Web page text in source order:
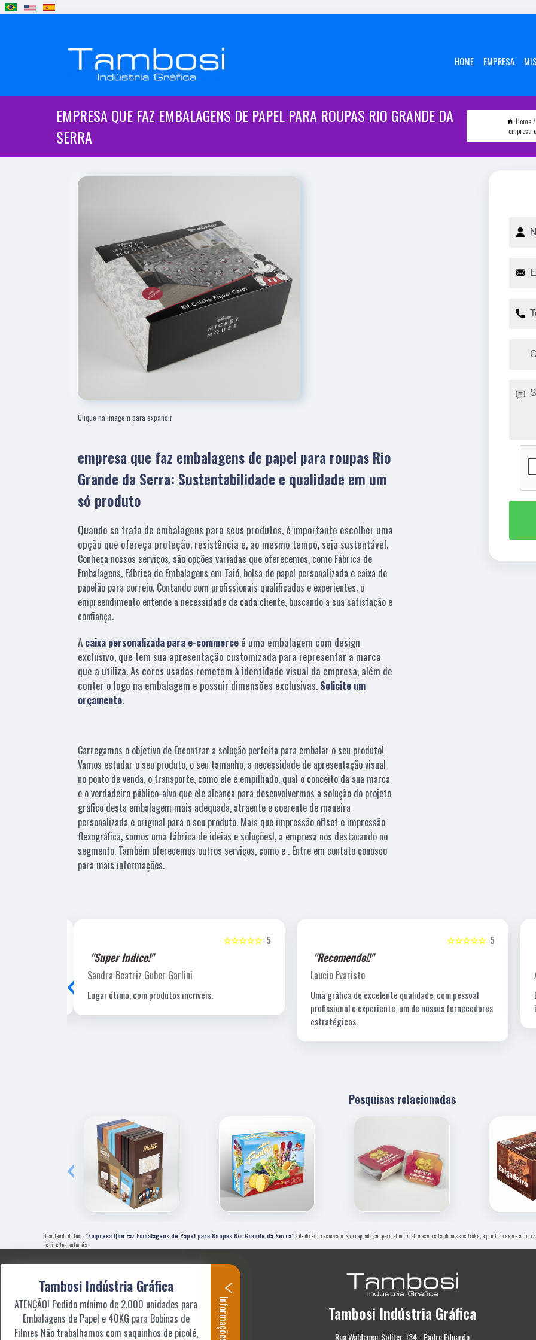
HOME EMPRESA
EMPRESA QUE FAZ EMBALAGENS DE PAPEL PARA ROUPAS RIO GRANDE DA
SERRA
Home
empresa
Clique na imagem para expandir
empresa que faz embalagens de papel para roupas Rio
Grande da Serra: Sustentabilidade e qualidade em um
só produto
Quando se trata de embalagens para seus produtos, é importante escolher uma
opção que ofereça proteção, resistência e, ao mesmo tempo, seja sustentável.
Conheça nossos serviços, são opções variadas que oferecemos, como Fábrica de
Embalagens, Fábrica de Embalagens em Taió, bolsa de papel personalizada e caixa de
papelão para correio. Contando com profissionais qualificados e experientes, o
empreendimento entende a necessidade de cada cliente, buscando a sua satisfação e
confiança.
A caixa personalizada para e-commerce é uma embalagem com design
exclusivo, que tem sua apresentação customizada para representar a marca
que a utiliza. As cores usadas remetem à identidade visual da empresa, além de
conter o logo na embalagem e possuir dimensões exclusivas. Solicite um
orçamento.
Carregamos o objetivo de Encontrar a solução perfeita para embalar o seu produto!
Vamos estudar o seu produto, o seu tamanho, a necessidade de apresentação visual
no ponto de venda, o transporte, como ele é empilhado, qual o conceito da sua marca
e o verdadeiro público-alvo que ele alcança para desenvolvermos a solução do projeto
gráfico desta embalagem mais adequada, atraente e coerente de maneira
personalizada e original para o seu produto. Mais que impressão offset e impressão
flexográfica, somos uma fábrica de ideias e soluções!, a empresa nos destacando no
segmento. Também oferecemos outros serviços, como e . Entre em contato conosco
para mais informações.
5
☆☆☆☆☆
"Recomendo!!"
Laucio Evaristo
Uma gráfica de excelente qualidade, com pessoal
5
☆☆☆☆☆
"Recomendo!!"
Amanda C. T. Lewin
Excelentes profissionais de criação, fotografia e a
impressão é impecável!
‹
Pesquisas relacionadas
‹
O conteúdo do texto "Empresa Que Faz Embalagens de Papel para Roupas Rio Grande da Serra" é de direito reservado. Sua reprodução, parcial ou total, mesmo citando nossos links, é proibida sem a
de direitos autorais
Tambosi Indústria Gráfica
Rua Waldemar Spliter, 134 - Padre Eduardo
Tambosi Indústria Gráfica
ATENÇÃO! Pedido mínimo de 2.000 unidades para
Embalagens de Papel e 40KG para Bobinas de
Filmes Não trabalhamos com saquinhos de picolé,
Informações